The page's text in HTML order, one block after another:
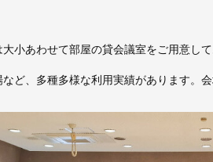
小あわせて部屋の貸会議室をご用意し
ど、多種多様な利用実績があります。